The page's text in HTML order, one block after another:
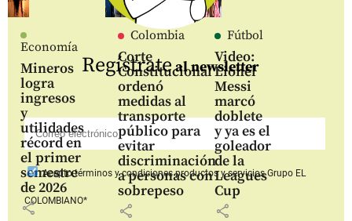
Economía
Mineros
logra
ingresos
y
utilidades
récord en
el primer
semestre
de 2026
share
Colombia
Corte
Constitucional
ordenó
medidas al
transporte
público para
evitar
discriminación
a personas con
sobrepeso
share
Fútbol
Video:
Lionel
Messi
marcó
doblete
y ya es el
goleador
de la
Leagues
Cup
share
Regístrateal newsletter
Aceptotérminos y condiciones productos y serviciosGrupo EL
COLOMBIANO*